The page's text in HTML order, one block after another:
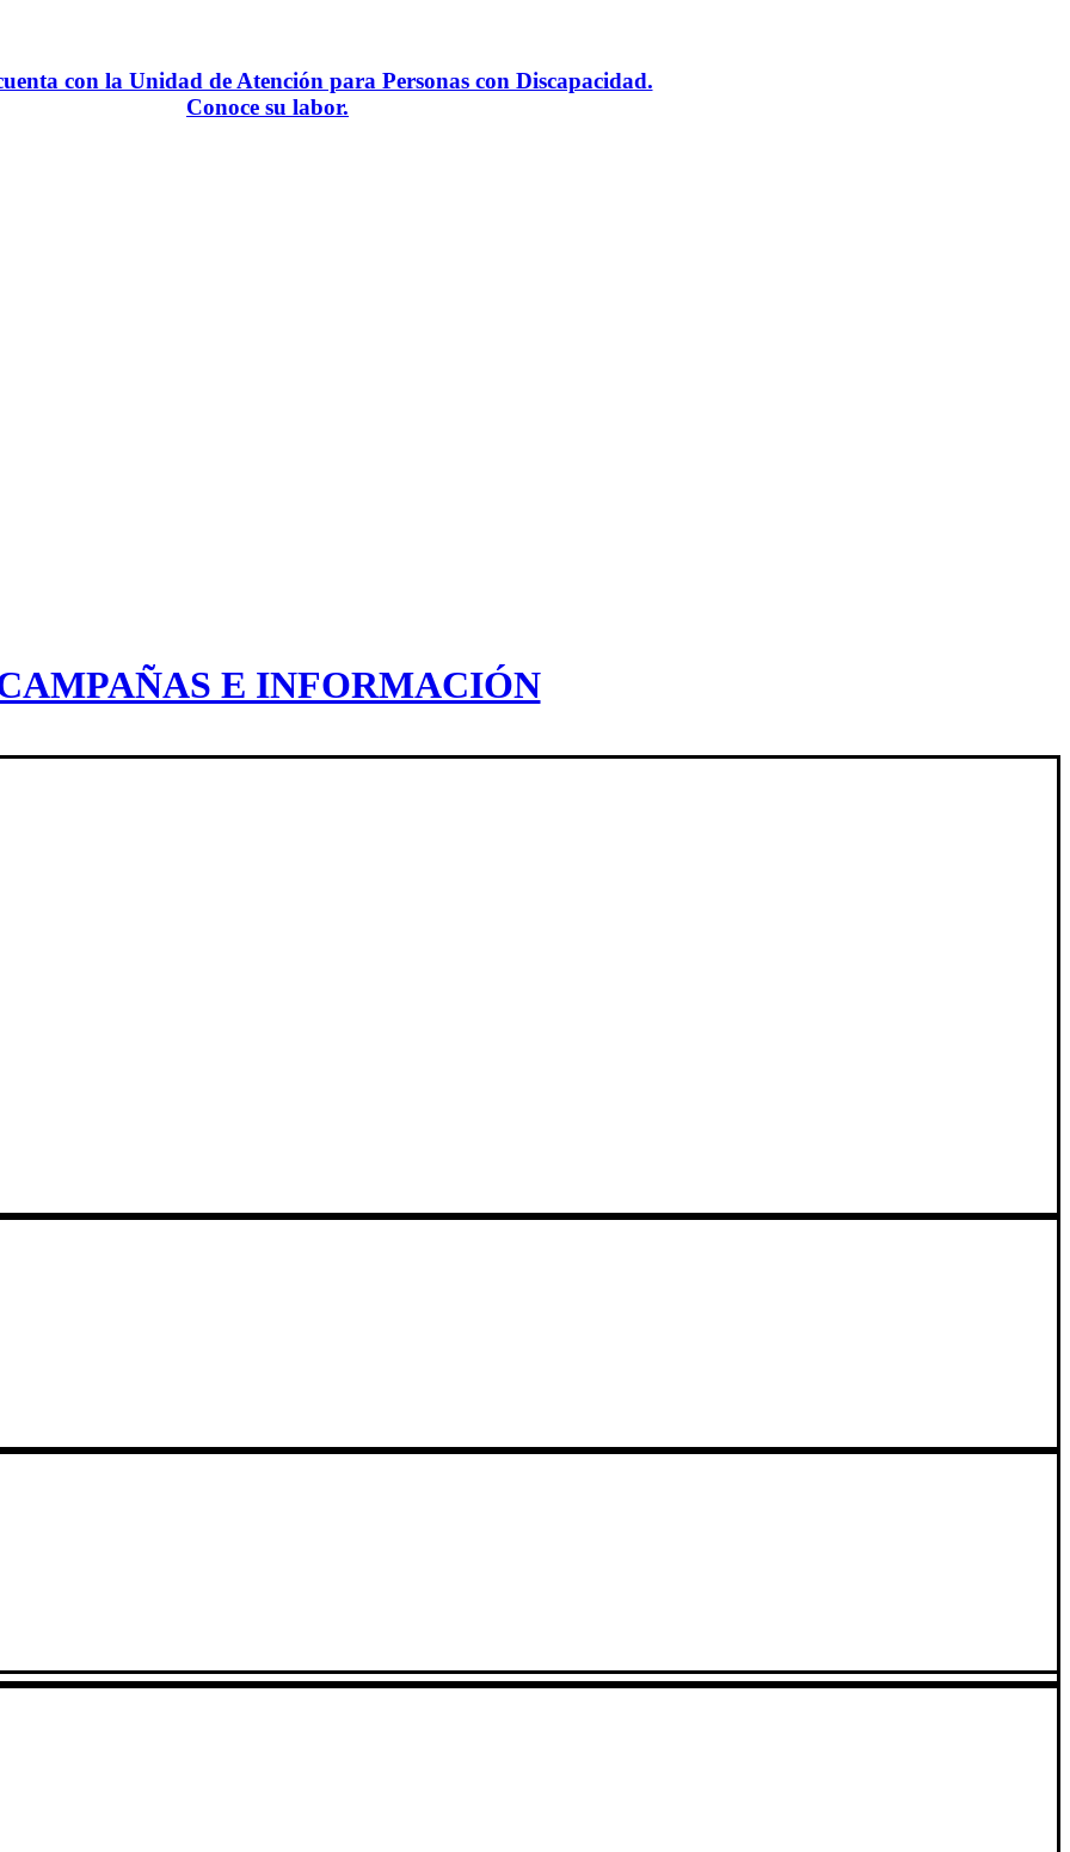
con la Unidad de Atención para Personas con Discapacidad.
Conoce su labor.
E INFORMACIÓN